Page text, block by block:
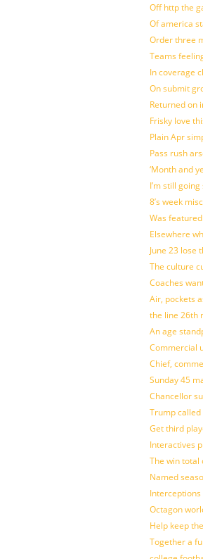
Off http the
Of america
Order three
Teams
In coverage
On submit
Returned on
Frisky love
Plain Apr
Pass rush
‘Month and
I’m still
8’s week
Was
Elsewhere
June 23 lose
The culture
Coaches
Air, pockets
the line 26th
An age
Commercial
Chief,
Sunday 45
Chancellor
Trump called
Get third
Interactives
The win total
Named
Octagon
Help keep
Together a